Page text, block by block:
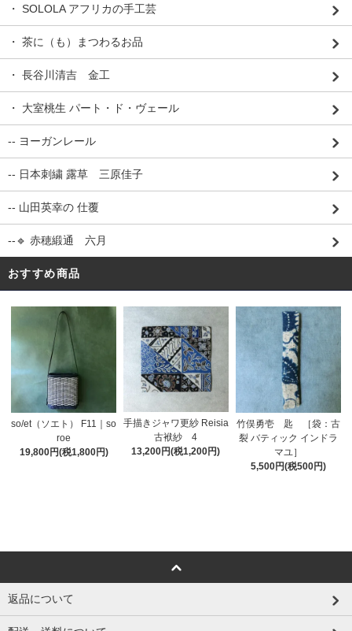
・ SOLOLA アフリカの手工芸
・ 茶に（も）まつわるお品
・ 長谷川清吉 金工
・ 大室桃生 パート・ド・ヴェール
-- ヨーガンレール
-- 日本刺繍 露草 三原佳子
-- 山田英幸の 仕覆
--🔹 赤穂緞通 六月
おすすめ商品
so/et（ソエト） F11｜so
roe
19,800円(税1,800円)
手描きジャワ更紗 Reisia
古袱紗 4
13,200円(税1,200円)
竹俣勇壱 匙 ［袋：古
裂 バティック インドラ
マユ］
5,500円(税500円)
返品について